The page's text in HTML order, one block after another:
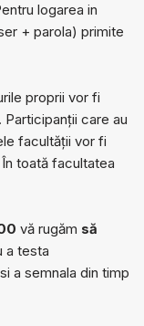
logarea in
+ parola) primite
proprii vor fi
care au
facultății vor fi
toată facultatea
vă rugăm să
a testa
a semnala din timp